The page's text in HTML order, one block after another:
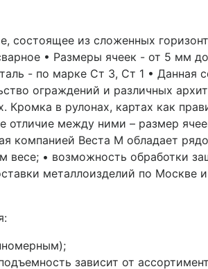
состоящее из сложенных
• Размеры ячеек - от 5
- по марке Ст 3, Ст 1 • Данная
ограждений и различных
Кромка в рулонах, картах как
отличие между ними – размер
компанией Веста М обладает
весе; • возможность обработки
металлоизделий по
зависит от